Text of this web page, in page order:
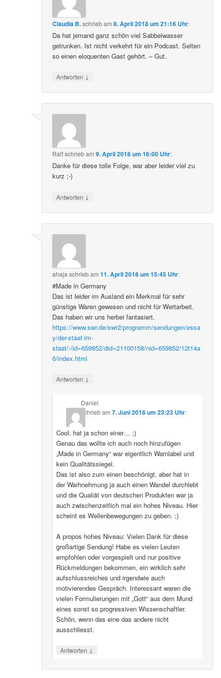
Claudia B.schriebam8. April 2018 um 21:16 Uhr:
Da hat jemand ganz schön viel Sabbelwasser
getrunken. Ist nicht verkehrt für ein Podcast. Selten
so einen eloquenten Gast gehört. – Gut.
Antworten ↓
Ralfschriebam9. April 2018 um 16:00 Uhr:
Danke für diese tolle Folge, war aber leider viel zu
kurz ;-)
Antworten ↓
ahaja schriebam11. April 2018 um 15:45 Uhr:
#Made in Germany
Das ist leider im Ausland ein Merkmal für sehr
günstige Waren gewesen und nicht für Wertarbeit.
Das haben wir uns herbei fantasiert.
https://www.swr.de/swr2/programm/sendungen/essa
y/der-staat-im-
staat/-/id=659852/did=21100158/nid=659852/12t14a
6/index.html
Antworten ↓
Daniel
schriebam 7. Juni 2018 um 23:23 Uhr:
Cool. hat ja schon einer… ;)
Genau das wollte ich auch noch hinzufügen
„Made in Germany“ war eigentlich Warnlabel und
kein Qualitätssiegel.
Das ist also zum einen beschönigt, aber hat in
der Warhnehmung ja auch einen Wandel durchlebt
und die Qualiät von deutschen Produkten war ja
auch zwischenzeitlich mal ein hohes Niveau. Hier
scheint es Wellenbewegungen zu geben. ;)
A propos hohes Niveau: Vielen Dank für diese
großartige Sendung! Habe es vielen Leuten
empfohlen oder vorgespielt und nur positive
Rückmeldungen bekommen, ein wirklich sehr
aufschlussreiches und irgendwie auch
motivierendes Gespräch. Interessant waren die
vielen Formulierungen mit „Gott“ aus dem Mund
eines sonst so progressiven Wissenschaftler.
Schön, wenn das eine das andere nicht
ausschliesst.
Antworten ↓